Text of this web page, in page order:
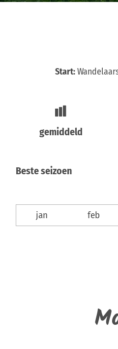
Start:
gemiddeld
Beste seizoen
jan feb